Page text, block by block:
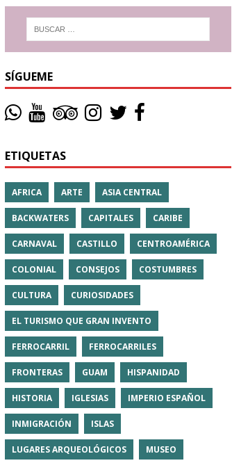
SÍGUEME
ETIQUETAS
AFRICA ARTE ASIA CENTRAL
BACKWATERS CAPITALES CARIBE
CARNAVAL CASTILLO CENTROAMÉRICA
COLONIAL CONSEJOS COSTUMBRES
CULTURA CURIOSIDADES
EL TURISMO QUE GRAN INVENTO
FERROCARRIL FERROCARRILES
FRONTERAS GUAM HISPANIDAD
HISTORIA IGLESIAS IMPERIO ESPAÑOL
INMIGRACIÓN ISLAS
LUGARES ARQUEOLÓGICOS MUSEO